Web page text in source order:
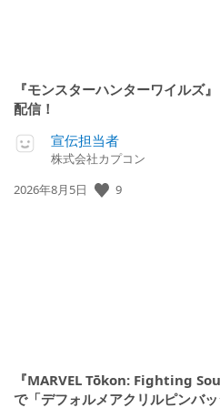
『モンスターハンターワイルズ
配信！
宣伝担当者
株式会社カプコン
公
2026年8月5日 9
『MARVEL Tōkon: Fighting
で「デフォルメアクリルピンバ